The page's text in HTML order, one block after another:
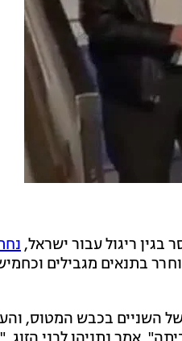
נחת
בתנאים מגבילים
השניים בכבש המטוס,